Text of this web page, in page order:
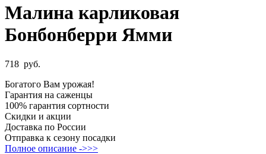
Малина карликовая
Бонбонберри Ямми
718 руб.
Богатого Вам урожая!
Гарантия на саженцы
100% гарантия сортности
Скидки и акции
Доставка по России
Отправка к сезону посадки
Полное описание ->>>